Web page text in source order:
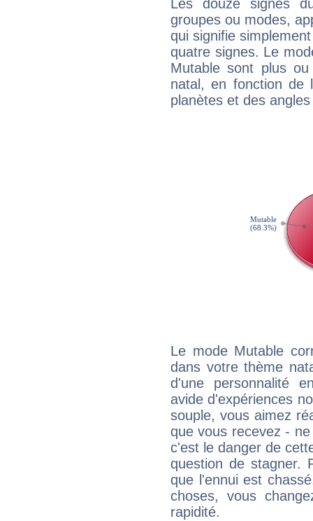
Les douze signes
groupes ou modes,
qui signifie
quatre signes. Le
Mutable sont plus
natal, en fonction de
planètes et des
Le mode Mutable
dans votre thème
d'une personnalité
avide d'expériences
souple, vous aimez
que vous recevez -
c'est le danger de
question de stagner.
que l'ennui est
choses, vous
rapidité.